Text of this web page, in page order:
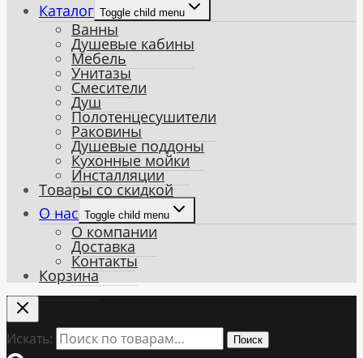
Каталог Toggle child menu
Ванны
Душевые кабины
Мебель
Унитазы
Смесители
Душ
Полотенцесушители
Раковины
Душевые поддоны
Кухонные мойки
Инсталляции
Товары со скидкой
О нас Toggle child menu
О компании
Доставка
Контакты
Корзина
Искать: Поиск